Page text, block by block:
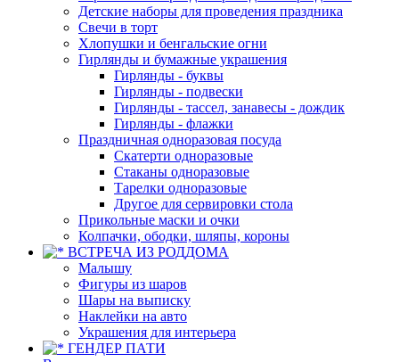
Детские наборы для проведения праздника
Свечи в торт
Хлопушки и бенгальские огни
Гирлянды и бумажные украшения
Гирлянды - буквы
Гирлянды - подвески
Гирлянды - тассел, занавесы - дождик
Гирлянды - флажки
Праздничная одноразовая посуда
Скатерти одноразовые
Стаканы одноразовые
Тарелки одноразовые
Другое для сервировки стола
Прикольные маски и очки
Колпачки, ободки, шляпы, короны
ВСТРЕЧА ИЗ РОДДОМА
Малышу
Фигуры из шаров
Шары на выписку
Наклейки на авто
Украшения для интерьера
ГЕНДЕР ПАТИ